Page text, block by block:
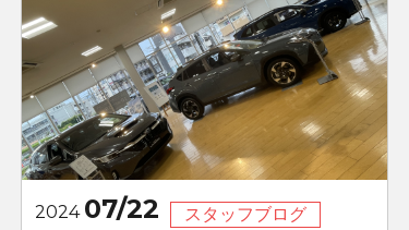
2024 07/22
スタッフブログ